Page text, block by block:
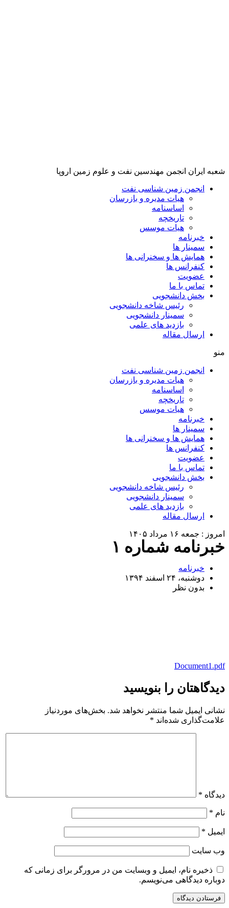
شعبه ایران انجمن مهندسین نفت و علوم زمین اروپا
انجمن زمین شناسی نفت
هیات مدیره و بازرسان
اساسنامه
تاریخچه
هیات موسس
خبرنامه
سمینار ها
همایش ها و سخنرانی ها
کنفرانس ها
عضویت
تماس با ما
بخش دانشجویی
رئیس شاخه دانشجویی
سمینار دانشجویی
بازدید های علمی
ارسال مقاله
منو
انجمن زمین شناسی نفت
هیات مدیره و بازرسان
اساسنامه
تاریخچه
هیات موسس
خبرنامه
سمینار ها
همایش ها و سخنرانی ها
کنفرانس ها
عضویت
تماس با ما
بخش دانشجویی
رئیس شاخه دانشجویی
سمینار دانشجویی
بازدید های علمی
ارسال مقاله
امروز : جمعه ۱۶ مرداد ۱۴۰۵
خبرنامه شماره ۱
خبرنامه
دوشنبه، ۲۴ اسفند ۱۳۹۴
بدون نظر
Document1.pdf
دیدگاهتان را بنویسید
نشانی ایمیل شما منتشر نخواهد شد. بخش‌های موردنیاز
علامت‌گذاری شده‌اند *
دیدگاه *
نام *
ایمیل *
وب‌ سایت
ذخیره نام، ایمیل و وبسایت من در مرورگر برای زمانی که
دوباره دیدگاهی می‌نویسم.